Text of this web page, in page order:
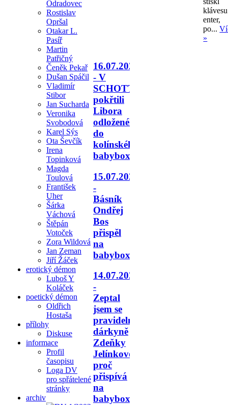
Odradovec
Rostislav
Opršal
Otakar L.
Pasíř
Martin
Patřičný
Čeněk Pekař
Dušan Spáčil
Vladimír
Stibor
Jan Sucharda
Veronika
Svobodová
Karel Sýs
Ota Ševčík
Irena
Topinková
Magda
Toulová
František
Uher
Šárka
Váchová
Štěpán
Votoček
Zora Wildová
Jan Zeman
Jiří Žáček
erotický démon
Luboš Y
Koláček
poetický démon
Oldřich
Hostaša
přílohy
Diskuse
informace
Profil
časopisu
Loga DV
pro spřátelené
stránky
archiv
klávesu
enter,
po...
»
16.07.2026
- V
SCHOTTU
pokřtili
Libora
odloženého
do
kolínského
babyboxu.
15.07.2026
-
Básník
Ondřej
Bos
přispěl
na
babyboxy.
14.07.2026
-
Zeptal
jsem se
pravidelné
dárkyně
Zdeňky
Jelínkové,
proč
přispívá
na
babybox.